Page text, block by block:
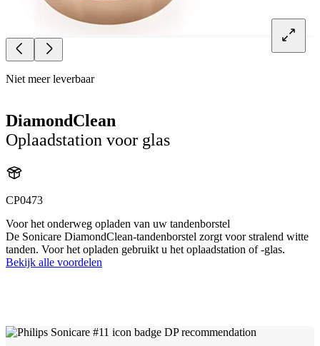
Niet meer leverbaar
DiamondClean
Oplaadstation voor glas
CP0473
Voor het onderweg opladen van uw tandenborstel
De Sonicare DiamondClean-tandenborstel zorgt voor stralend witte
tanden. Voor het opladen gebruikt u het oplaadstation of -glas.
Bekijk alle voordelen